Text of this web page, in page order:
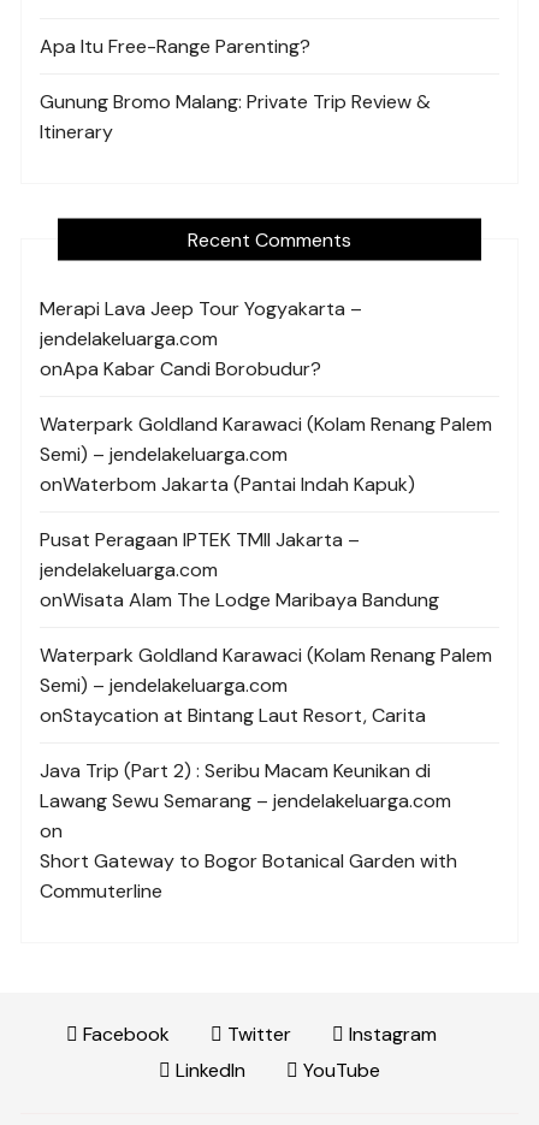
Apa Itu Free-Range Parenting?
Gunung Bromo Malang: Private Trip Review &
Itinerary
Recent Comments
Merapi Lava Jeep Tour Yogyakarta –
jendelakeluarga.com
onApa Kabar Candi Borobudur?
Waterpark Goldland Karawaci (Kolam Renang Palem
Semi) – jendelakeluarga.com
onWaterbom Jakarta (Pantai Indah Kapuk)
Pusat Peragaan IPTEK TMII Jakarta –
jendelakeluarga.com
onWisata Alam The Lodge Maribaya Bandung
Waterpark Goldland Karawaci (Kolam Renang Palem
Semi) – jendelakeluarga.com
onStaycation at Bintang Laut Resort, Carita
Java Trip (Part 2) : Seribu Macam Keunikan di
Lawang Sewu Semarang – jendelakeluarga.com
on
Short Gateway to Bogor Botanical Garden with
Commuterline
Facebook Twitter
Instagram
LinkedIn
YouTube